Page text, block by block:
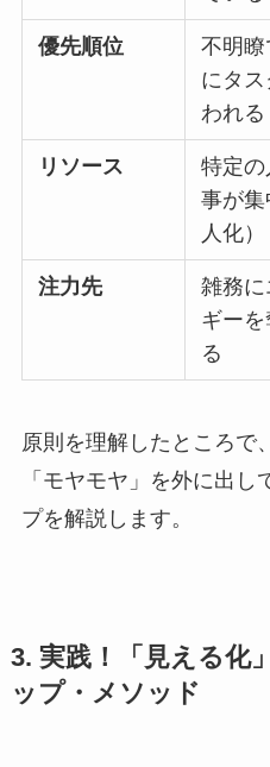
優先順位
不明瞭
にタス
われる
リソース
特定
事が
人化）
注力先
雑務
ギー
る
原則を理解したところで
「モヤモヤ」を外に出
プを解説します。
3. 実践！「見える化
ップ・メソッド